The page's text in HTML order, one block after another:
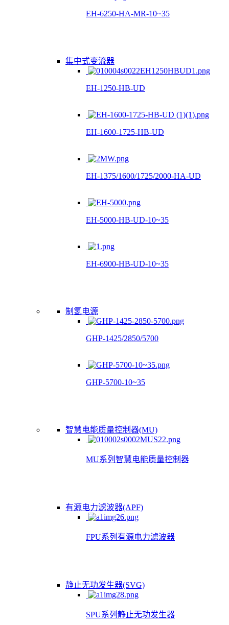
EH-6250-HA-MR-10~35
集中式变流器
EH-1250-HB-UD
EH-1600-1725-HB-UD
EH-1375/1600/1725/2000-HA-UD
EH-5000-HB-UD-10~35
EH-6900-HB-UD-10~35
制氢电源
GHP-1425/2850/5700
GHP-5700-10~35
智慧电能质量控制器(MU)
MU系列智慧电能质量控制器
有源电力滤波器(APF)
FPU系列有源电力滤波器
静止无功发生器(SVG)
SPU系列静止无功发生器